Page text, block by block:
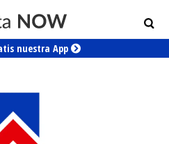
nuestra App